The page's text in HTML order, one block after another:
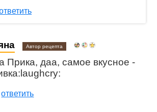
Автор рецепта
Прика, даа, самое вкусное -
ответить